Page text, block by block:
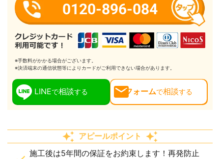
0120-896-084
※手数料がかかる場合がございます。
※決済端末の通信状態等によりカードがご利用できない場合があります。
LINEで相談する フォームで相談する
アピールポイント
施工後は5年間の保証をお約束します！再発防止